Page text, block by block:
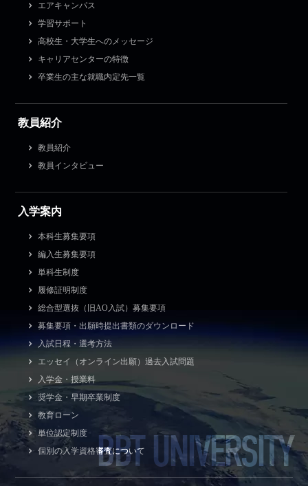
エアキャンパス
学習サポート
高校生・大学生へのメッセージ
キャリアセンターの特徴
卒業生の主な就職内定先一覧
教員紹介
教員紹介
教員インタビュー
入学案内
本科生募集要項
編入生募集要項
単科生制度
履修証明制度
総合型選抜（旧AO入試）募集要項
募集要項・出願時提出書類のダウンロード
入試日程・選考方法
エッセイ（オンライン出願）過去入試問題
入学金・授業料
奨学金・早期卒業制度
教育ローン
単位認定制度
個別の入学資格審査についてBBT UNIVERSITY